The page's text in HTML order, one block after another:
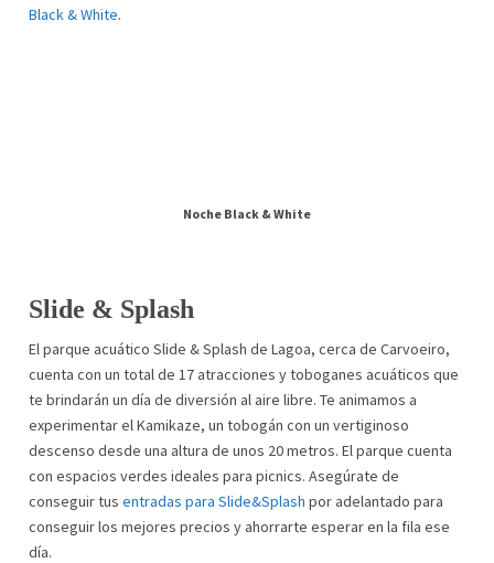
Black & White.
Noche Black & White
Slide & Splash
El parque acuático Slide & Splash de Lagoa, cerca de Carvoeiro,
cuenta con un total de 17 atracciones y toboganes acuáticos que
te brindarán un día de diversión al aire libre. Te animamos a
experimentar el Kamikaze, un tobogán con un vertiginoso
descenso desde una altura de unos 20 metros. El parque cuenta
con espacios verdes ideales para picnics. Asegúrate de
conseguir tus entradas para Slide&Splash por adelantado para
conseguir los mejores precios y ahorrarte esperar en la fila ese
día.